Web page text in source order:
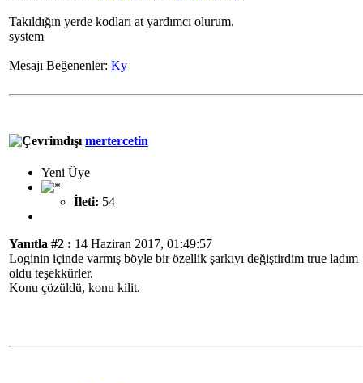
Takıldığın yerde kodları at yardımcı olurum.
system
Mesajı Beğenenler: Ky
mertercetin
Yeni Üye
İleti: 54
Yanıtla #2 : 14 Haziran 2017, 01:49:57
Loginin içinde varmış böyle bir özellik şarkıyı değiştirdim true ladım
oldu teşekkürler.
Konu çözüldü, konu kilit.